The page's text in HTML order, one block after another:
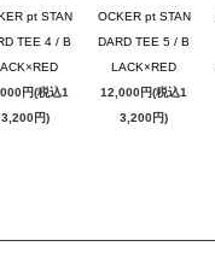
pt STAN
TEE 4 / B
円(税込1
3,200円)
OCKER pt STAN
DARD TEE 5 / B
LACK×RED
12,000円(税込1
3,200円)